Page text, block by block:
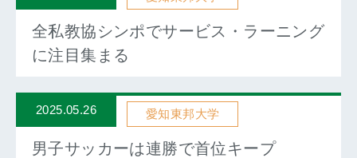
全私教協シンポでサービス・ラーニング
に注目集まる
2025.05.26 愛知東邦大学
男子サッカーは連勝で首位キープ